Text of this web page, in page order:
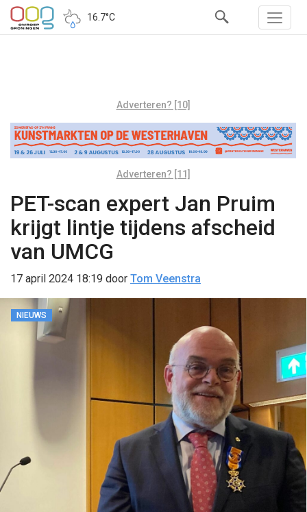
16.7°C
Adverteren? [10]
Adverteren? [11]
PET-scan expert Jan Pruim
krijgt lintje tijdens afscheid
van UMCG
17 april 2024 18:19 door Tom Veenstra
NIEUWS